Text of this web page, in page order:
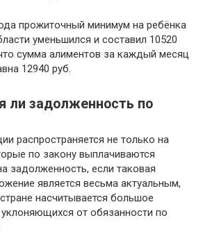
прожиточный минимум на ребёнка
уменьшился и составил 10520
сумма алиментов за каждый месяц
12940 руб.
ли задолженность по
распространяется не только на
по закону выплачиваются
задолженность, если таковая
является весьма актуальным,
насчитывается большое
от обязанности по